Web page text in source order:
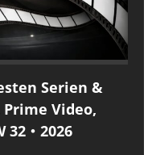
Serien &
Video,
32・2026